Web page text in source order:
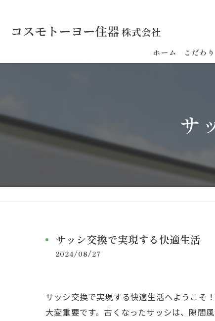
ホーム こだわり
サ
サッシ交換で実現する快適生活
2024/08/27
サッシ交換で実現する快適生活へようこそ
大変重要です。古くなったサッシは、隙間